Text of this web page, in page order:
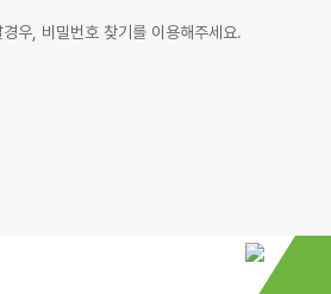
우, 비밀번호 찾기를 이용해주세요.